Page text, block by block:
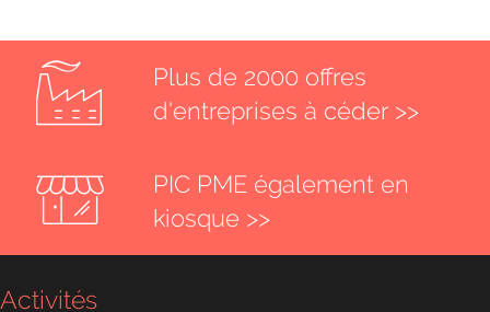
Plus de 2000 offres
d'entreprises à céder >>
PIC PME également en
kiosque >>
Activités